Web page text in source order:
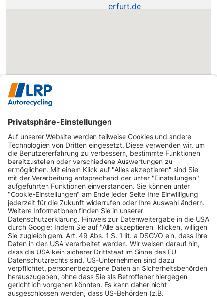
erfurt.de
INFORMATIONEN
KUNDENSERVICE
INFORMATIONEN
ZAHLUNGSARTEN